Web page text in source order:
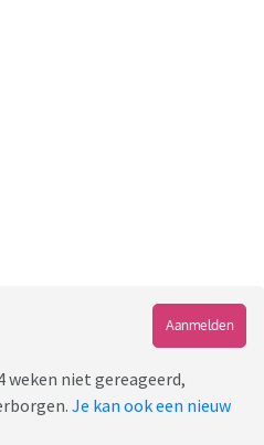
Aanmelden
weken niet gereageerd,
Je kan ook een nieuw